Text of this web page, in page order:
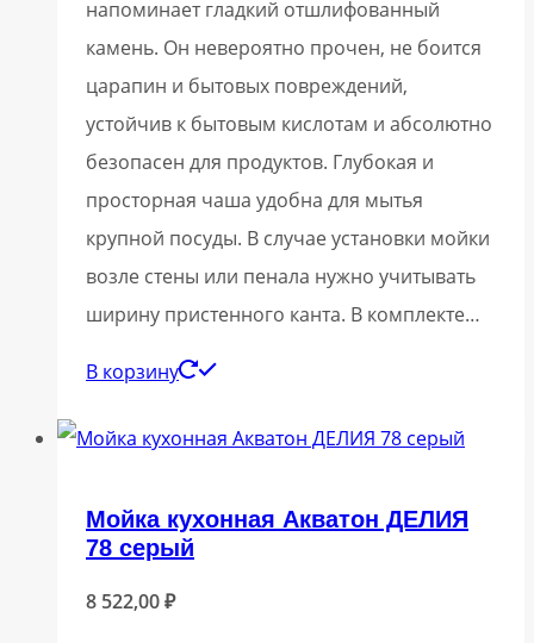
напоминает гладкий отшлифованный
камень. Он невероятно прочен, не боится
царапин и бытовых повреждений,
устойчив к бытовым кислотам и абсолютно
безопасен для продуктов. Глубокая и
просторная чаша удобна для мытья
крупной посуды. В случае установки мойки
возле стены или пенала нужно учитывать
ширину пристенного канта. В комплекте…
В корзину
Мойка кухонная Акватон ДЕЛИЯ
78 серый
8 522,00₽